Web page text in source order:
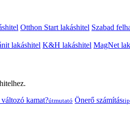
Otthon Start lakáshitel Szabad
lakáshitel K&H lakáshitel MagNet
kamat?útmutató Önerő számítás